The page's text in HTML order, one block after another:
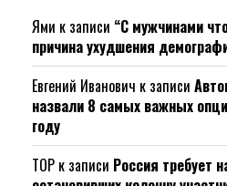
Ями к записи “С мужчинами
причина ухудшения
Евгений Иванович к записи
назвали 8 самых важных
году
ТОР к записи Россия требует